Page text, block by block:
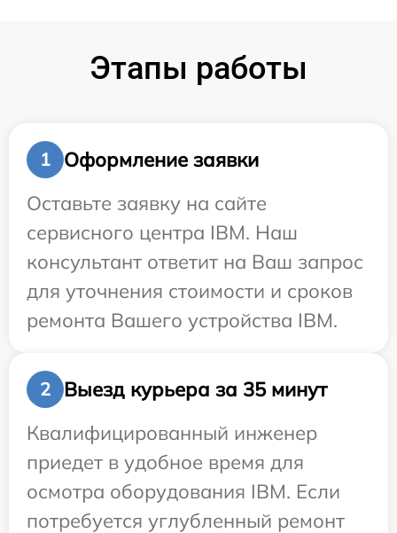
Этапы работы
1
Оформление заявки
Оставьте заявку на сайте
сервисного центра IBM. Наш
консультант ответит на Ваш запрос
для уточнения стоимости и сроков
ремонта Вашего устройства IBM.
2
Выезд курьера за 35 минут
Квалифицированный инженер
приедет в удобное время для
осмотра оборудования IBM. Если
потребуется углубленный ремонт